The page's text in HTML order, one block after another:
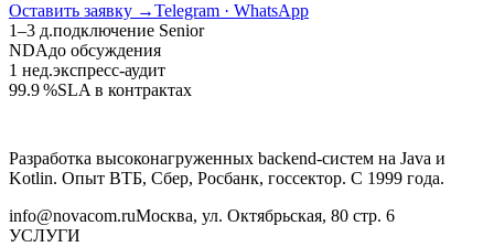
Оставить заявку →Telegram · WhatsApp
1–3 д.подключение Senior
NDAдо обсуждения
1 нед.экспресс-аудит
99.9 %SLA в контрактах
Разработка высоконагруженных backend-систем на Java и
Kotlin. Опыт ВТБ, Сбер, Росбанк, госсектор. С 1999 года.
info@novacom.ruМосква, ул. Октябрьская, 80 стр. 6
УСЛУГИ